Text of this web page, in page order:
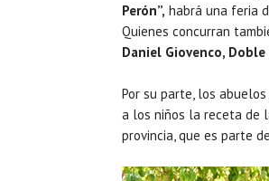
Perón”, habrá una feria
Quienes concurran
Daniel Giovenco,
Por su parte, los
a los niños la receta de
provincia, que es parte